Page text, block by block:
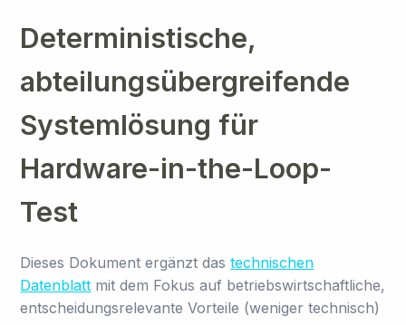
Deterministische,
abteilungsübergreifende
Systemlösung für
Hardware-in-the-Loop-
Test
Dieses Dokument ergänzt dastechnischen
Datenblatt mit dem Fokus auf betriebswirtschaftliche,
entscheidungsrelevante Vorteile (weniger technisch)